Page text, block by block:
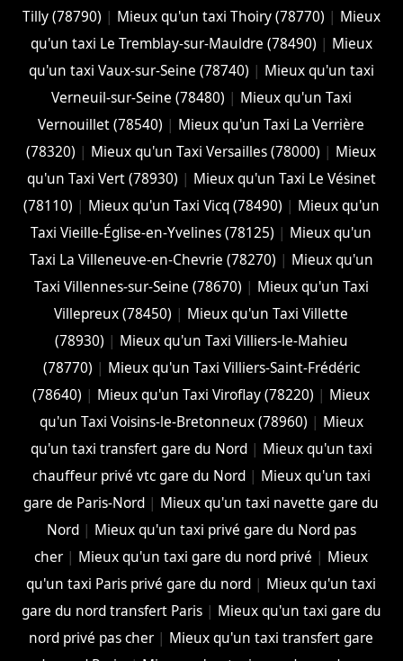
Tilly (78790) | Mieux qu'un taxi Thoiry (78770) | Mieux
qu'un taxi Le Tremblay-sur-Mauldre (78490) | Mieux
qu'un taxi Vaux-sur-Seine (78740) | Mieux qu'un taxi
Verneuil-sur-Seine (78480) | Mieux qu'un Taxi
Vernouillet (78540) | Mieux qu'un Taxi La Verrière
(78320) | Mieux qu'un Taxi Versailles (78000) | Mieux
qu'un Taxi Vert (78930) | Mieux qu'un Taxi Le Vésinet
(78110) | Mieux qu'un Taxi Vicq (78490) | Mieux qu'un
Taxi Vieille-Église-en-Yvelines (78125) | Mieux qu'un
Taxi La Villeneuve-en-Chevrie (78270) | Mieux qu'un
Taxi Villennes-sur-Seine (78670) | Mieux qu'un Taxi
Villepreux (78450) | Mieux qu'un Taxi Villette
(78930) | Mieux qu'un Taxi Villiers-le-Mahieu
(78770) | Mieux qu'un Taxi Villiers-Saint-Frédéric
(78640) | Mieux qu'un Taxi Viroflay (78220) | Mieux
qu'un Taxi Voisins-le-Bretonneux (78960) | Mieux
qu'un taxi transfert gare du Nord| Mieux qu'un taxi
chauffeur privé vtc gare du Nord| Mieux qu'un taxi
gare de Paris-Nord | Mieux qu'un taxi navette gare du
Nord| Mieux qu'un taxi privé gare du Nord pas
cher | Mieux qu'un taxi gare du nord privé | Mieux
qu'un taxi Paris privé gare du nord | Mieux qu'un taxi
gare du nord transfert Paris| Mieux qu'un taxi gare du
nord privé pas cher | Mieux qu'un taxi transfert gare